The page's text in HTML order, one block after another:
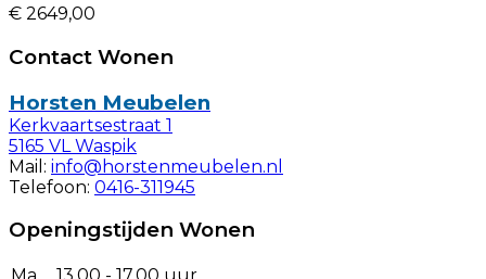
€ 2649,00
Contact Wonen
Horsten Meubelen
Kerkvaartsestraat 1
5165 VL Waspik
Mail: info@horstenmeubelen.nl
Telefoon: 0416-311945
Openingstijden Wonen